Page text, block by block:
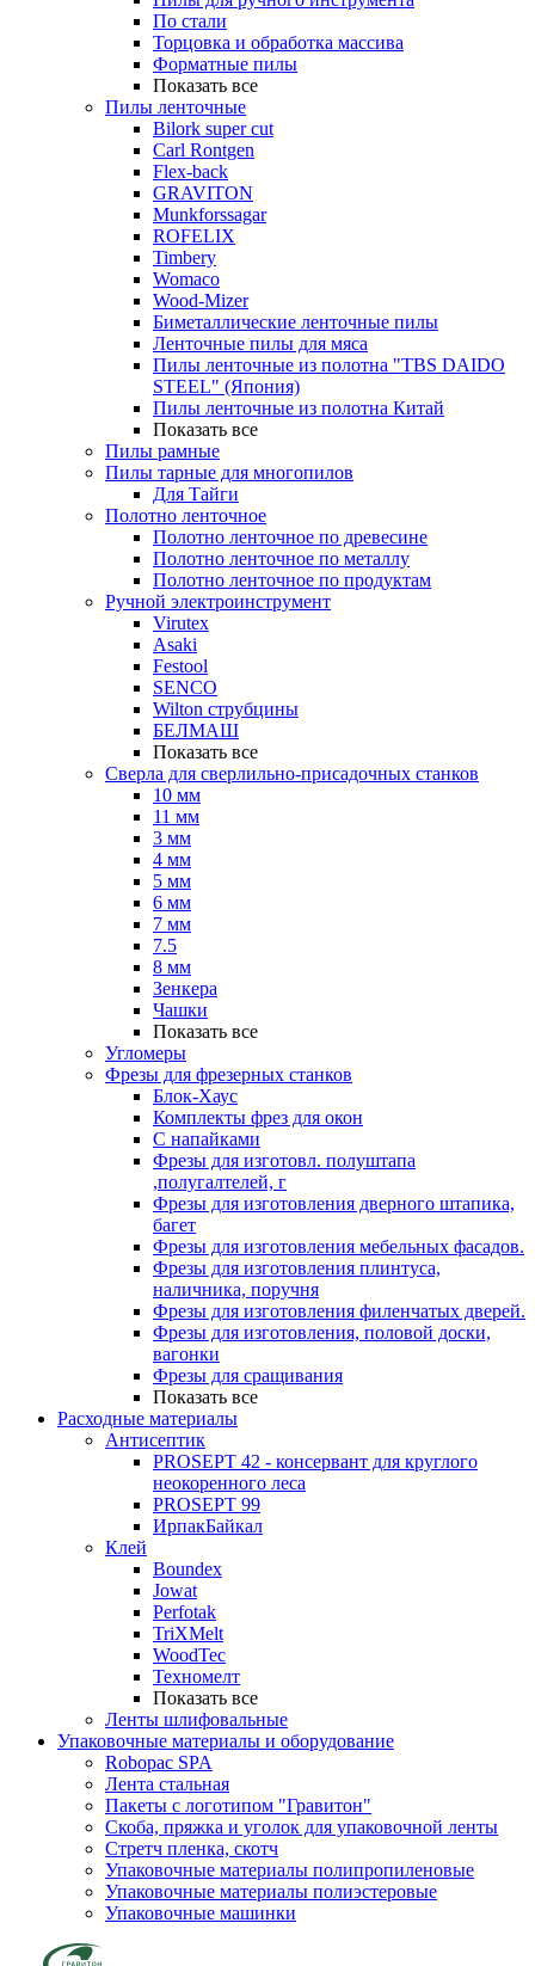
По стали
Торцовка и обработка массива
Форматные пилы
Показать все
Пилы ленточные
Bilork super cut
Carl Rontgen
Flex-back
GRAVITON
Munkforssagar
ROFELIX
Timbery
Womaco
Wood-Mizer
Биметаллические ленточные пилы
Ленточные пилы для мяса
Пилы ленточные из полотна "TBS DAIDO
STEEL" (Япония)
Пилы ленточные из полотна Китай
Показать все
Пилы рамные
Пилы тарные для многопилов
Для Тайги
Полотно ленточное
Полотно ленточное по древесине
Полотно ленточное по металлу
Полотно ленточное по продуктам
Ручной электроинструмент
Virutex
Asaki
Festool
SENCO
Wilton струбцины
БЕЛМАШ
Показать все
Сверла для сверлильно-присадочных станков
10 мм
11 мм
3 мм
4 мм
5 мм
6 мм
7 мм
7.5
8 мм
Зенкера
Чашки
Показать все
Угломеры
Фрезы для фрезерных станков
Блок-Хаус
Комплекты фрез для окон
С напайками
Фрезы для изготовл. полуштапа
,полугалтелей, г
Фрезы для изготовления дверного штапика,
багет
Фрезы для изготовления мебельных фасадов.
Фрезы для изготовления плинтуса,
наличника, поручня
Фрезы для изготовления филенчатых дверей.
Фрезы для изготовления, половой доски,
вагонки
Фрезы для сращивания
Показать все
Расходные материалы
Антисептик
PROSEPT 42 - консервант для круглого
неокоренного леса
PROSEPT 99
ИрпакБайкал
Клей
Boundex
Jowat
Perfotak
TriXMelt
WoodTec
Техномелт
Показать все
Ленты шлифовальные
Упаковочные материалы и оборудование
Robopac SPA
Лента стальная
Пакеты с логотипом "Гравитон"
Скоба, пряжка и уголок для упаковочной ленты
Стретч пленка, скотч
Упаковочные материалы полипропиленовые
Упаковочные материалы полиэстеровые
Упаковочные машинки